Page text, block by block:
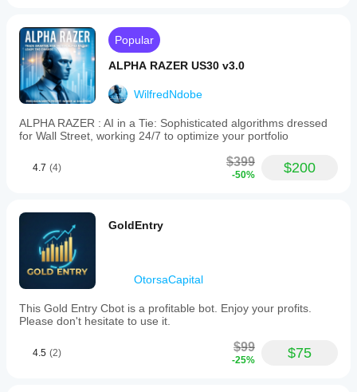
Popular
ALPHA RAZER US30 v3.0
WilfredNdobe
ALPHA RAZER : AI in a Tie: Sophisticated algorithms dressed
for Wall Street, working 24/7 to optimize your portfolio
4.7 (4) $399
-50% $200
GoldEntry
OtorsaCapital
This Gold Entry Cbot is a profitable bot. Enjoy your profits.
Please don't hesitate to use it.
4.5 (2) $99
-25% $75